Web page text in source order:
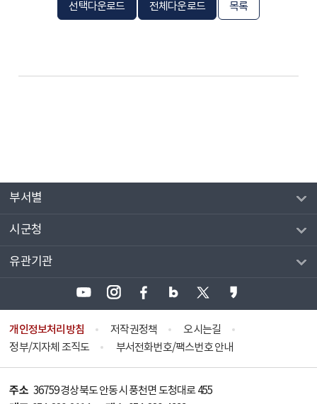
선택다운로드 전체다운로드 목록
부서별
시군청
유관기관
개인정보처리방침 저작권정책
오시는길
정부/지자체 조직도
부서전화번호/팩스번호 안내
주소 36759 경상북도 안동시 풍천면 도청대로 455